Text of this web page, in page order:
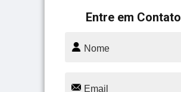
Entre em Contato